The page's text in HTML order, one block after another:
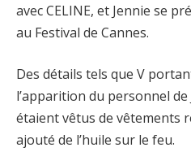
avec CELINE, et Jennie se
au Festival de Cannes.
Des détails tels que V
l’apparition du personnel
étaient vêtus de vêtements
ajouté de l’huile sur le feu.